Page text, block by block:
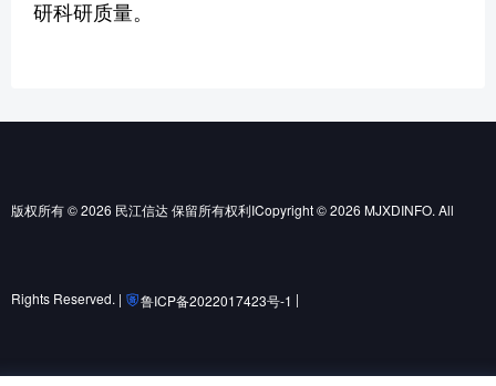
研科研质量。
版权所有 © 2026 民江信达 保留所有权利ICopyright © 2026 MJXDINFO. All
Rights Reserved. | 鲁ICP备2022017423号-1 |